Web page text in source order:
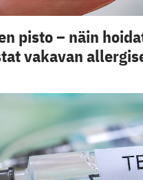
pisto – näin
vakavan